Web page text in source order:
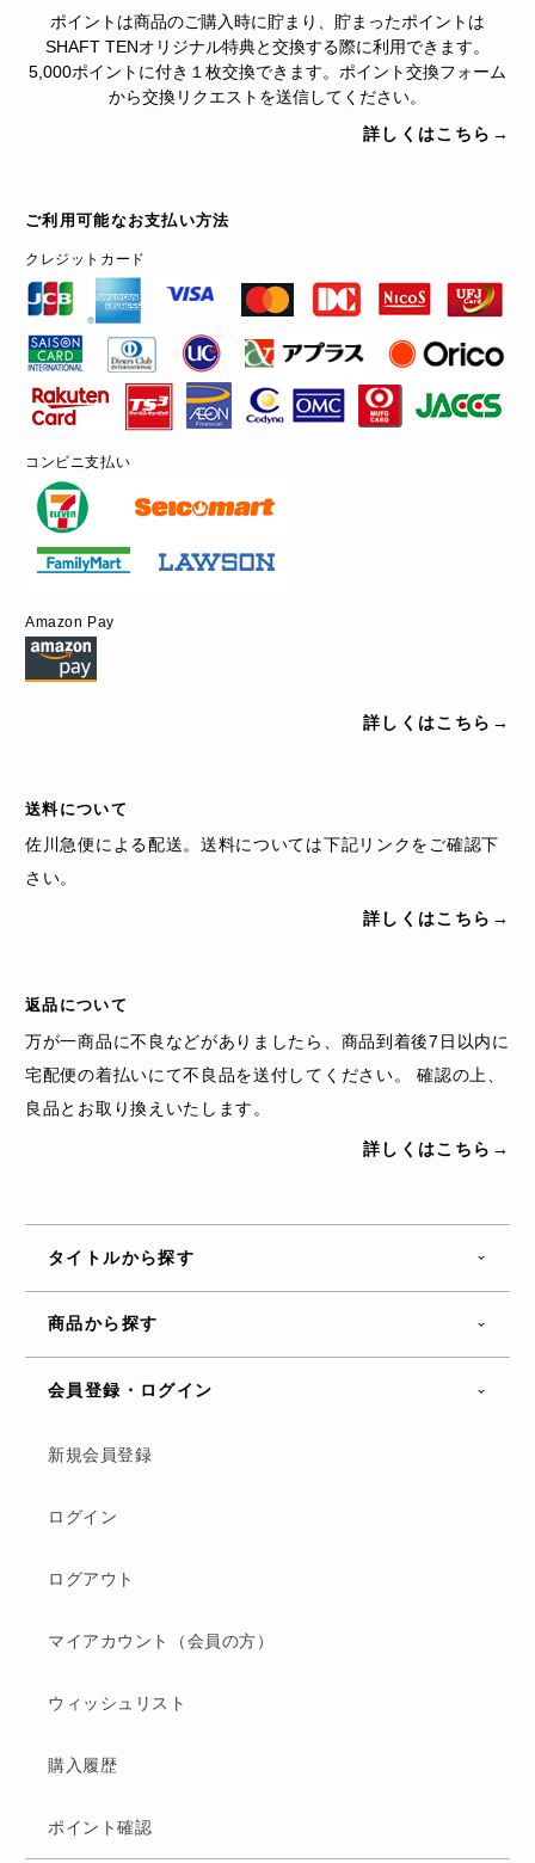
ポイントは商品のご購入時に貯まり、貯まったポイントは
SHAFT TENオリジナル特典と交換する際に利用できます。
5,000ポイントに付き１枚交換できます。ポイント交換フォーム
から交換リクエストを送信してください。
詳しくはこちら→
ご利用可能なお支払い方法
クレジットカード
コンビニ支払い
Amazon Pay
詳しくはこちら→
送料について
佐川急便による配送。送料については下記リンクをご確認下
さい。
詳しくはこちら→
返品について
万が一商品に不良などがありましたら、商品到着後7日以内に
宅配便の着払いにて不良品を送付してください。 確認の上、
良品とお取り換えいたします。
詳しくはこちら→
タイトルから探す
商品から探す
会員登録・ログイン
新規会員登録
ログイン
ログアウト
マイアカウント（会員の方）
ウィッシュリスト
購入履歴
ポイント確認